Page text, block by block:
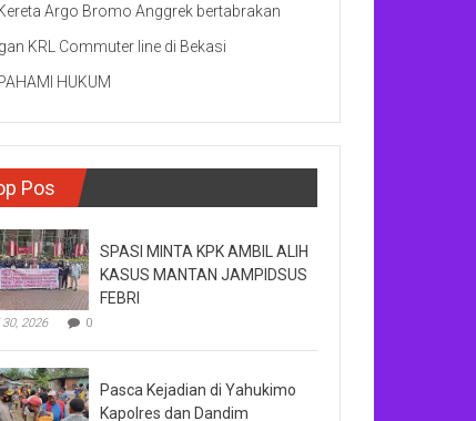
Argo Bromo Anggrek bertabrakan
KRL Commuter line di Bekasi
HUKUM
Pos
SPASI MINTA KPK AMBIL ALIH
KASUS MANTAN JAMPIDSUS
FEBRI
30, 2026 0
Pasca Kejadian di Yahukimo
Kapolres dan Dandim